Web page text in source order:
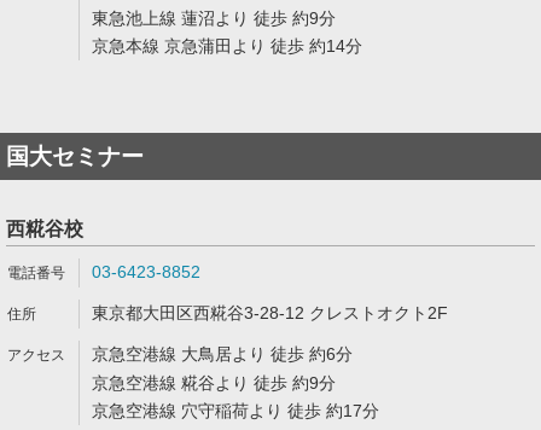
東急池上線 蓮沼より 徒歩 約9分
京急本線 京急蒲田より 徒歩 約14分
国大セミナー
西糀谷校
03-6423-8852
東京都大田区西糀谷3-28-12 クレストオクト2F
京急空港線 大鳥居より 徒歩 約6分
京急空港線 糀谷より 徒歩 約9分
京急空港線 穴守稲荷より 徒歩 約17分